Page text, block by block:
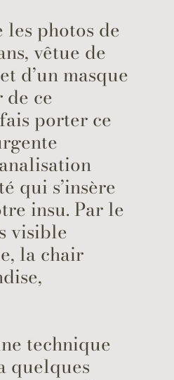
les photos de
vêtue de
d’un masque
ce
porter ce
qui s’insère
insu. Par le
visible
la chair
technique
quelques